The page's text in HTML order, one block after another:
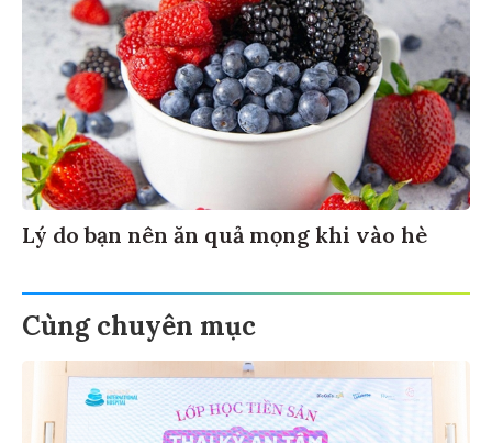
Lý do bạn nên ăn quả mọng khi vào hè
Cùng chuyên mục